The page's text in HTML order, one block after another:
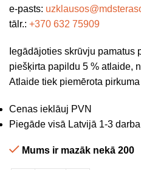
e-pasts:
tālr.: +370 632 75909
Iegādājoties skrūvju pamatus
piešķirta papildu 5 % atlaide,
Atlaide tiek piemērota
Cenas ieklāuj PVN
Piegāde visā Latvijā 1-3
Mums ir mazāk nekā 200